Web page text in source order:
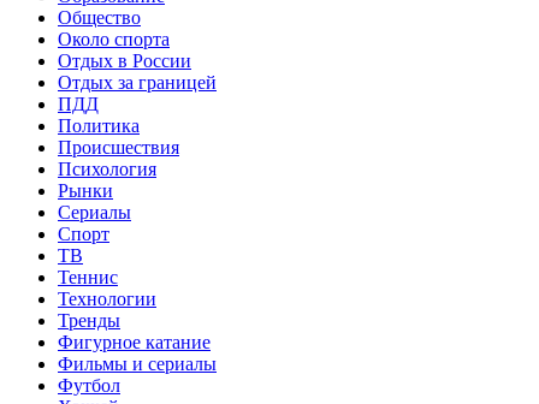
Общество
Около спорта
Отдых в России
Отдых за границей
ПДД
Политика
Происшествия
Психология
Рынки
Сериалы
Спорт
ТВ
Теннис
Технологии
Тренды
Фигурное катание
Фильмы и сериалы
Футбол